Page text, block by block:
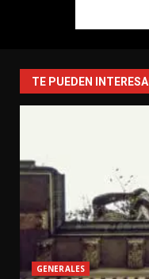
TE PUEDEN
GENERALES